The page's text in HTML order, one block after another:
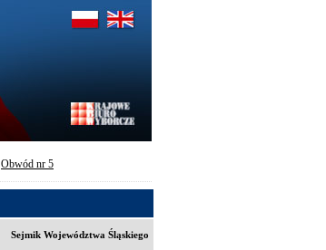
Obwód nr 5
Sejmik Województwa Śląskiego